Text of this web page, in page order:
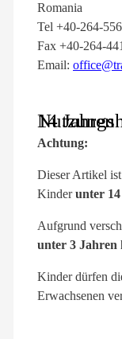
Romania
Tel +40-264-
Fax +40-264-
Email:
Nutzungshinweis für Kinder unter 14 Jahren
Achtung:
Dieser Artikel ist
Kinderunter
Aufgrund
unter 3 Jahren
Kinder dürfen
Erwachsenen